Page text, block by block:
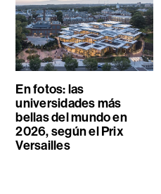
En fotos: las
universidades más
bellas del mundo en
2026, según el Prix
Versailles